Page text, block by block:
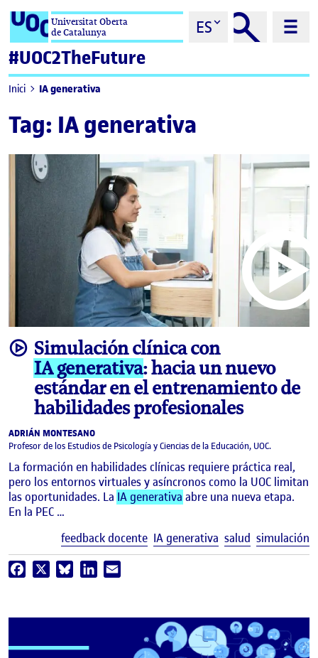
Saltar al contenidoUniversitat Oberta
de Catalunya
ES
#UOC2TheFuture
Inici IA generativa
Tag: IA generativa
videoSimulación clínica con
IA generativa: hacia un nuevo
estándar en el entrenamiento de
habilidades profesionales
ADRIÁN MONTESANO
Profesor de los Estudios de Psicología y Ciencias de la Educación, UOC.
La formación en habilidades clínicas requiere práctica real,
pero los entornos virtuales y asíncronos como la UOC limitan
las oportunidades. La IA generativa abre una nueva etapa.
En la PEC …
feedback docente IA generativa salud simulación
Facebook BlueskyLinkedIn